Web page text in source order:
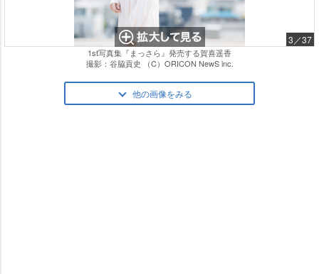
3／37
1st写真集『まっさら』発売する賀喜遥香
撮影：谷脇貢史 （C）ORICON NewS inc.
他の画像をみる